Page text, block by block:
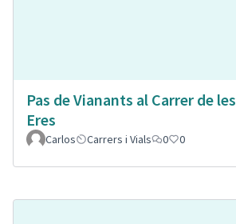
Pas de Vianants al Carrer de les
Eres
Carlos Carrers i Vials 0 0